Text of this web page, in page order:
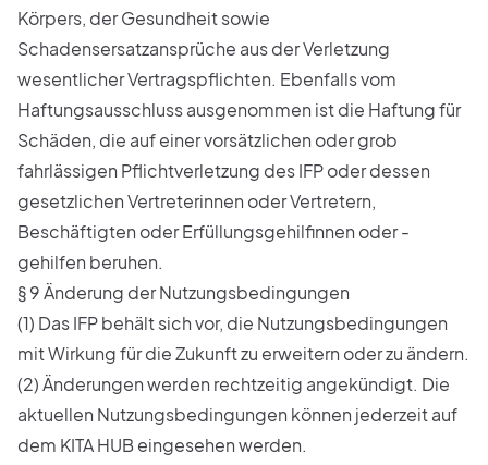
Körpers, der Gesundheit sowie
Schadensersatzansprüche aus der Verletzung
wesentlicher Vertragspflichten. Ebenfalls vom
Haftungsausschluss ausgenommen ist die Haftung für
Schäden, die auf einer vorsätzlichen oder grob
fahrlässigen Pflichtverletzung des IFP oder dessen
gesetzlichen Vertreterinnen oder Vertretern,
Beschäftigten oder Erfüllungsgehilfinnen oder -
gehilfen beruhen.
§ 9 Änderung der Nutzungsbedingungen
(1) Das IFP behält sich vor, die Nutzungsbedingungen
mit Wirkung für die Zukunft zu erweitern oder zu ändern.
(2) Änderungen werden rechtzeitig angekündigt. Die
aktuellen Nutzungsbedingungen können jederzeit auf
dem KITA HUB eingesehen werden.